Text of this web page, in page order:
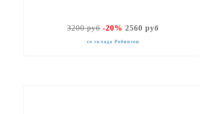
3200 руб-20% 2560 руб
со склада Робинзон